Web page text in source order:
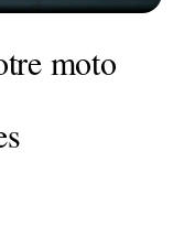
moto